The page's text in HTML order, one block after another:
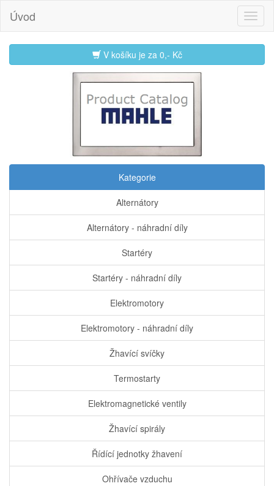
Úvod
V košíku je za 0,- Kč
Kategorie
Alternátory
Alternátory - náhradní díly
Startéry
Startéry - náhradní díly
Elektromotory
Elektromotory - náhradní díly
Žhavící svíčky
Termostarty
Elektromagnetické ventily
Žhavící spirály
Řídící jednotky žhavení
Ohřívače vzduchu